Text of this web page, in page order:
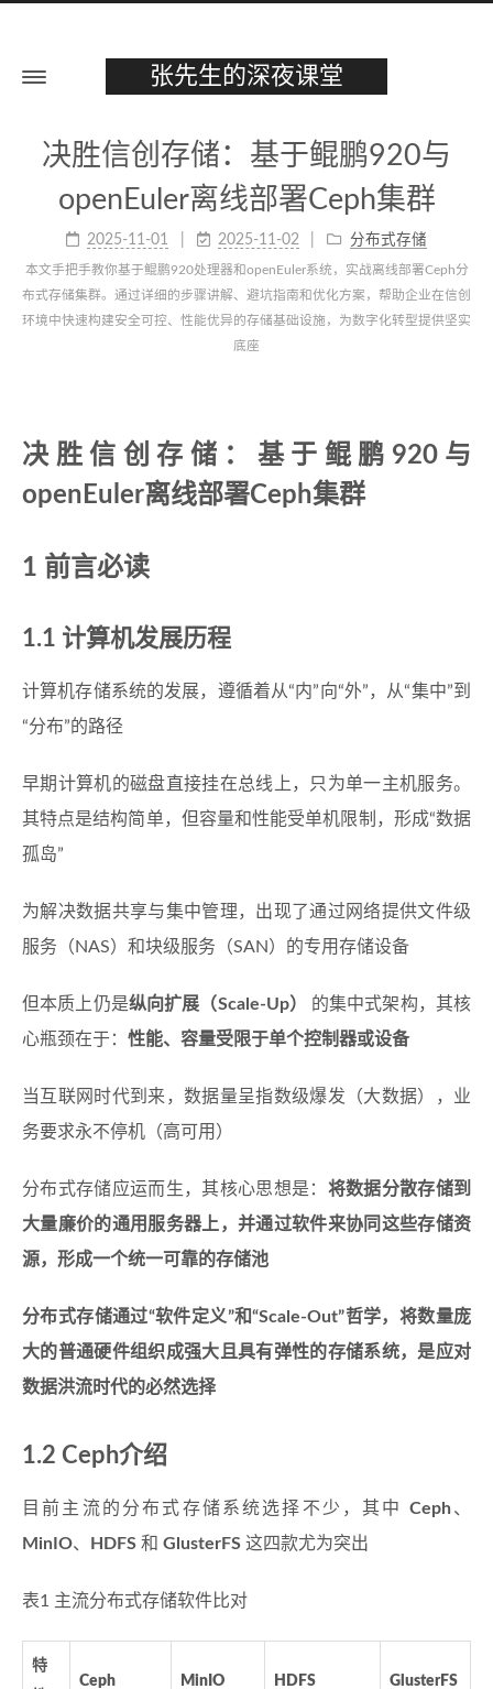
张先生的深夜课堂
决胜信创存储：基于鲲鹏920与
openEuler离线部署Ceph集群
2025-11-01 2025-11-02 分布式存储
本文手把手教你基于鲲鹏920处理器和openEuler系统，实战离线部署Ceph分
布式存储集群。通过详细的步骤讲解、避坑指南和优化方案，帮助企业在信创
环境中快速构建安全可控、性能优异的存储基础设施，为数字化转型提供坚实
底座
决胜信创存储：基于鲲鹏920与
openEuler离线部署Ceph集群
1 前言必读
1.1 计算机发展历程
计算机存储系统的发展，遵循着从“内”向“外”，从“集中”到
“分布”的路径
早期计算机的磁盘直接挂在总线上，只为单一主机服务。
其特点是结构简单，但容量和性能受单机限制，形成“数据
孤岛”
为解决数据共享与集中管理，出现了通过网络提供文件级
服务（NAS）和块级服务（SAN）的专用存储设备
但本质上仍是纵向扩展（Scale-Up）
的集中式架构，其核
心瓶颈在于： 性能、容量受限于单个控制器或设备
当互联网时代到来，数据量呈指数级爆发（大数据），业
务要求永不停机（高可用）
分布式存储应运而生，其核心思想是： 将数据分散存储到
大量廉价的通用服务器上，并通过软件来协同这些存储资
源，形成一个统一可靠的存储池
分布式存储通过“软件定义”和“Scale-Out”哲学，将数量庞
大的普通硬件组织成强大且具有弹性的存储系统，是应对
数据洪流时代的必然选择
1.2 Ceph介绍
目前主流的分布式存储系统选择不少，其中 Ceph 、
MinIO、 HDFS 和 GlusterFS 这四款尤为突出
表1 主流分布式存储软件比对
特
Ceph MinIO HDFS GlusterFS